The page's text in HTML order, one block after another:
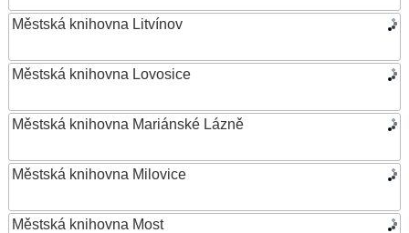
Městská knihovna Litvínov
Městská knihovna Lovosice
Městská knihovna Mariánské Lázně
Městská knihovna Milovice
Městská knihovna Most